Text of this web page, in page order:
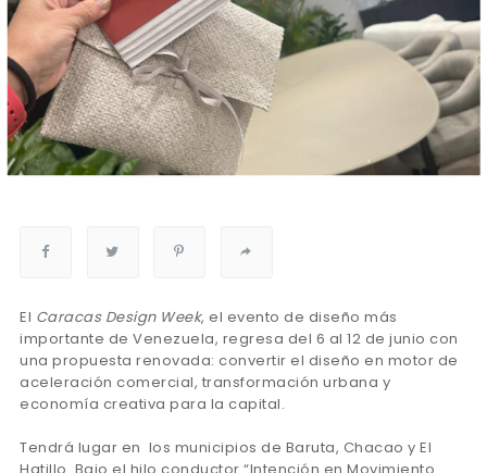
El Caracas Design Week, el evento de diseño más
importante de Venezuela, regresa del 6 al 12 de junio con
una propuesta renovada: convertir el diseño en motor de
aceleración comercial, transformación urbana y
economía creativa para la capital.
Tendrá lugar en los municipios de Baruta, Chacao y El